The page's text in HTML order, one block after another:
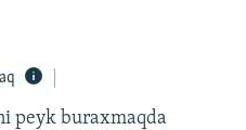
peyk buraxmaqda